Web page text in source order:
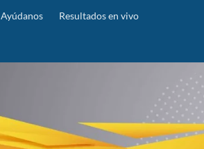
Ayúdanos Resultados en vivo